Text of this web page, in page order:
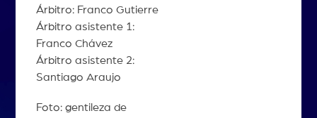
Árbitro: Franco Gutierre
Árbitro asistente 1:
Franco Chávez
Árbitro asistente 2:
Santiago Araujo
Foto: gentileza de